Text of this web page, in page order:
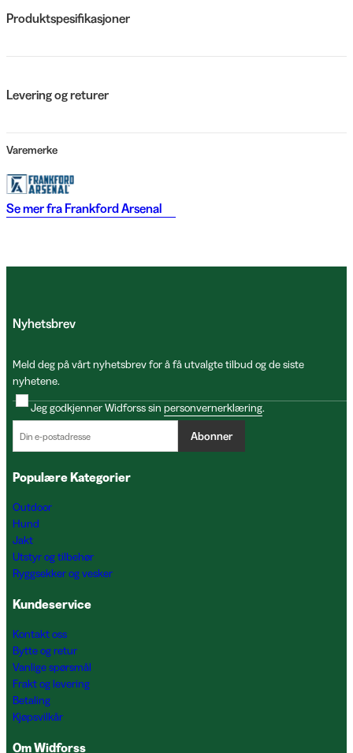
Produktspesifikasjoner
Levering og returer
Varemerke
Se mer fra Frankford Arsenal
Nyhetsbrev
Meld deg på vårt nyhetsbrev for å få utvalgte tilbud og de siste
nyhetene.
Jeg godkjenner Widforss sin personvernerklæring.
Abonner
Populære Kategorier
Outdoor
Hund
Jakt
Utstyr og tilbehør
Ryggsekker og vesker
Kundeservice
Kontakt oss
Bytte og retur
Vanlige spørsmål
Frakt og levering
Betaling
Kjøpsvilkår
Om Widforss